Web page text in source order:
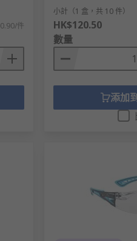
件
小計（1 盒，共 10 件）
HK$120.50
數量
添加